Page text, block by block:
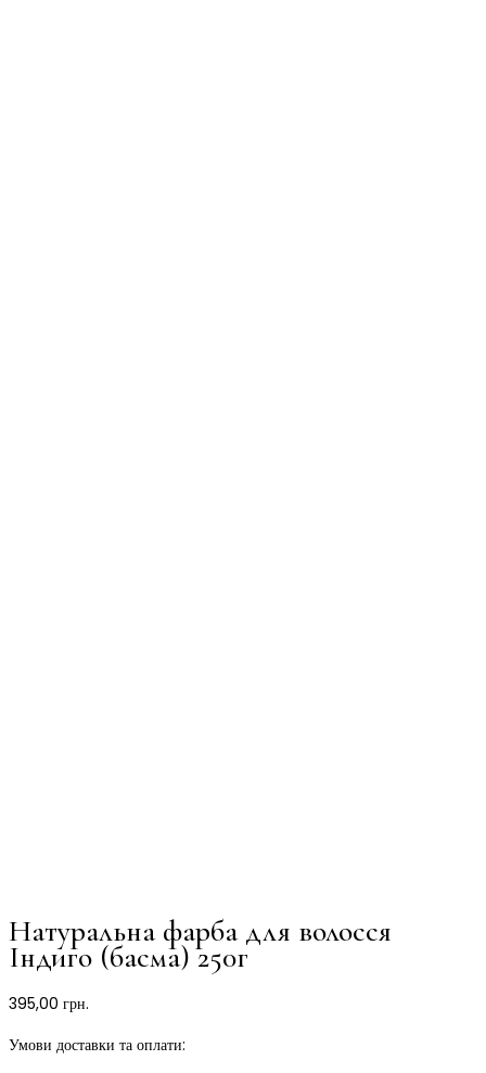
Натуральна фарба для волосся
Індиго (басма) 250г
395,00 грн.
Умови доставки та оплати: